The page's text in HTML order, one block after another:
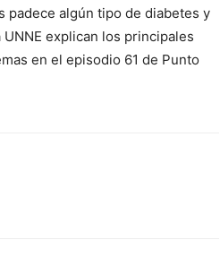
padece algún tipo de diabetes y
explican los principales
en el episodio 61 de Punto